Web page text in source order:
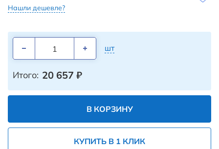
Нашли дешевле?
шт
Итого: 20 657 ₽
В КОРЗИНУ
КУПИТЬ В 1 КЛИК